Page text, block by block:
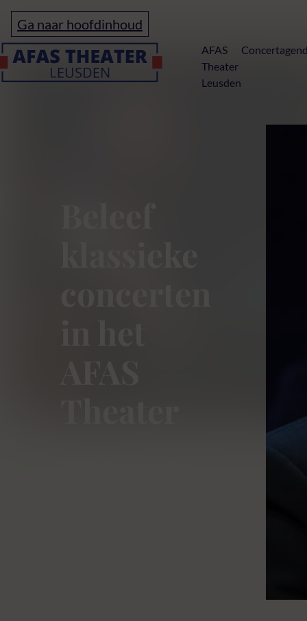
Ga naar hoofdinhoud
AFAS
Theater
Leusden
Rangindeling